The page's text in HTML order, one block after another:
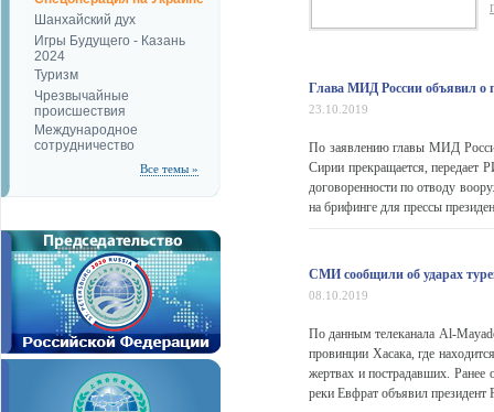
Шанхайский дух
Игры Будущего - Казань
2024
Туризм
Чрезвычайные
происшествия
Международное
сотрудничество
Все темы »
Глава МИД России объявил о
23.10.2019
По заявлению главы МИД
Сирии прекращается, передает
договоренности по отводу
на брифинге для прессы
СМИ сообщили об ударах
08.10.2019
По данным телеканала Al-
провинции Хасака, где
жертвах и пострадавших. Ранее
реки Евфрат объявил президент